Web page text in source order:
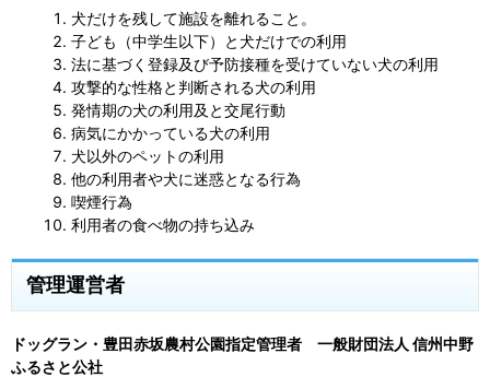
犬だけを残して施設を離れること。
子ども（中学生以下）と犬だけでの利用
法に基づく登録及び予防接種を受けていない犬の利用
攻撃的な性格と判断される犬の利用
発情期の犬の利用及と交尾行動
病気にかかっている犬の利用
犬以外のペットの利用
他の利用者や犬に迷惑となる行為
喫煙行為
利用者の食べ物の持ち込み
管理運営者
ドッグラン・豊田赤坂農村公園指定管理者 一般財団法人 信州中野
ふるさと公社